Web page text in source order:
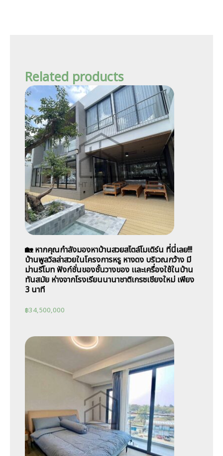
Related products
🏡 หากคุณกำลังมองหาบ้านสวยสไตล์โมเดิร์น ที่นี่เลย!!!
บ้านพูลวิลล่าสวยในโครงการหรู หางดง บริเวณกว้าง มี
ม่านรีโมท ฟังก์ชั่นของชั้นวางของ เเละเครื่องใช้ในบ้าน
ทันสมัย ห่างจากโรงเรียนนานาชาติเกรซเชียงใหม่ เพียง
3 นาที
฿34,500,000